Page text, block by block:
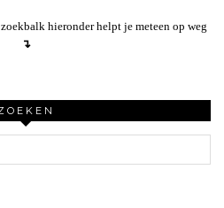
hieronder helpt je meteen op weg
↴